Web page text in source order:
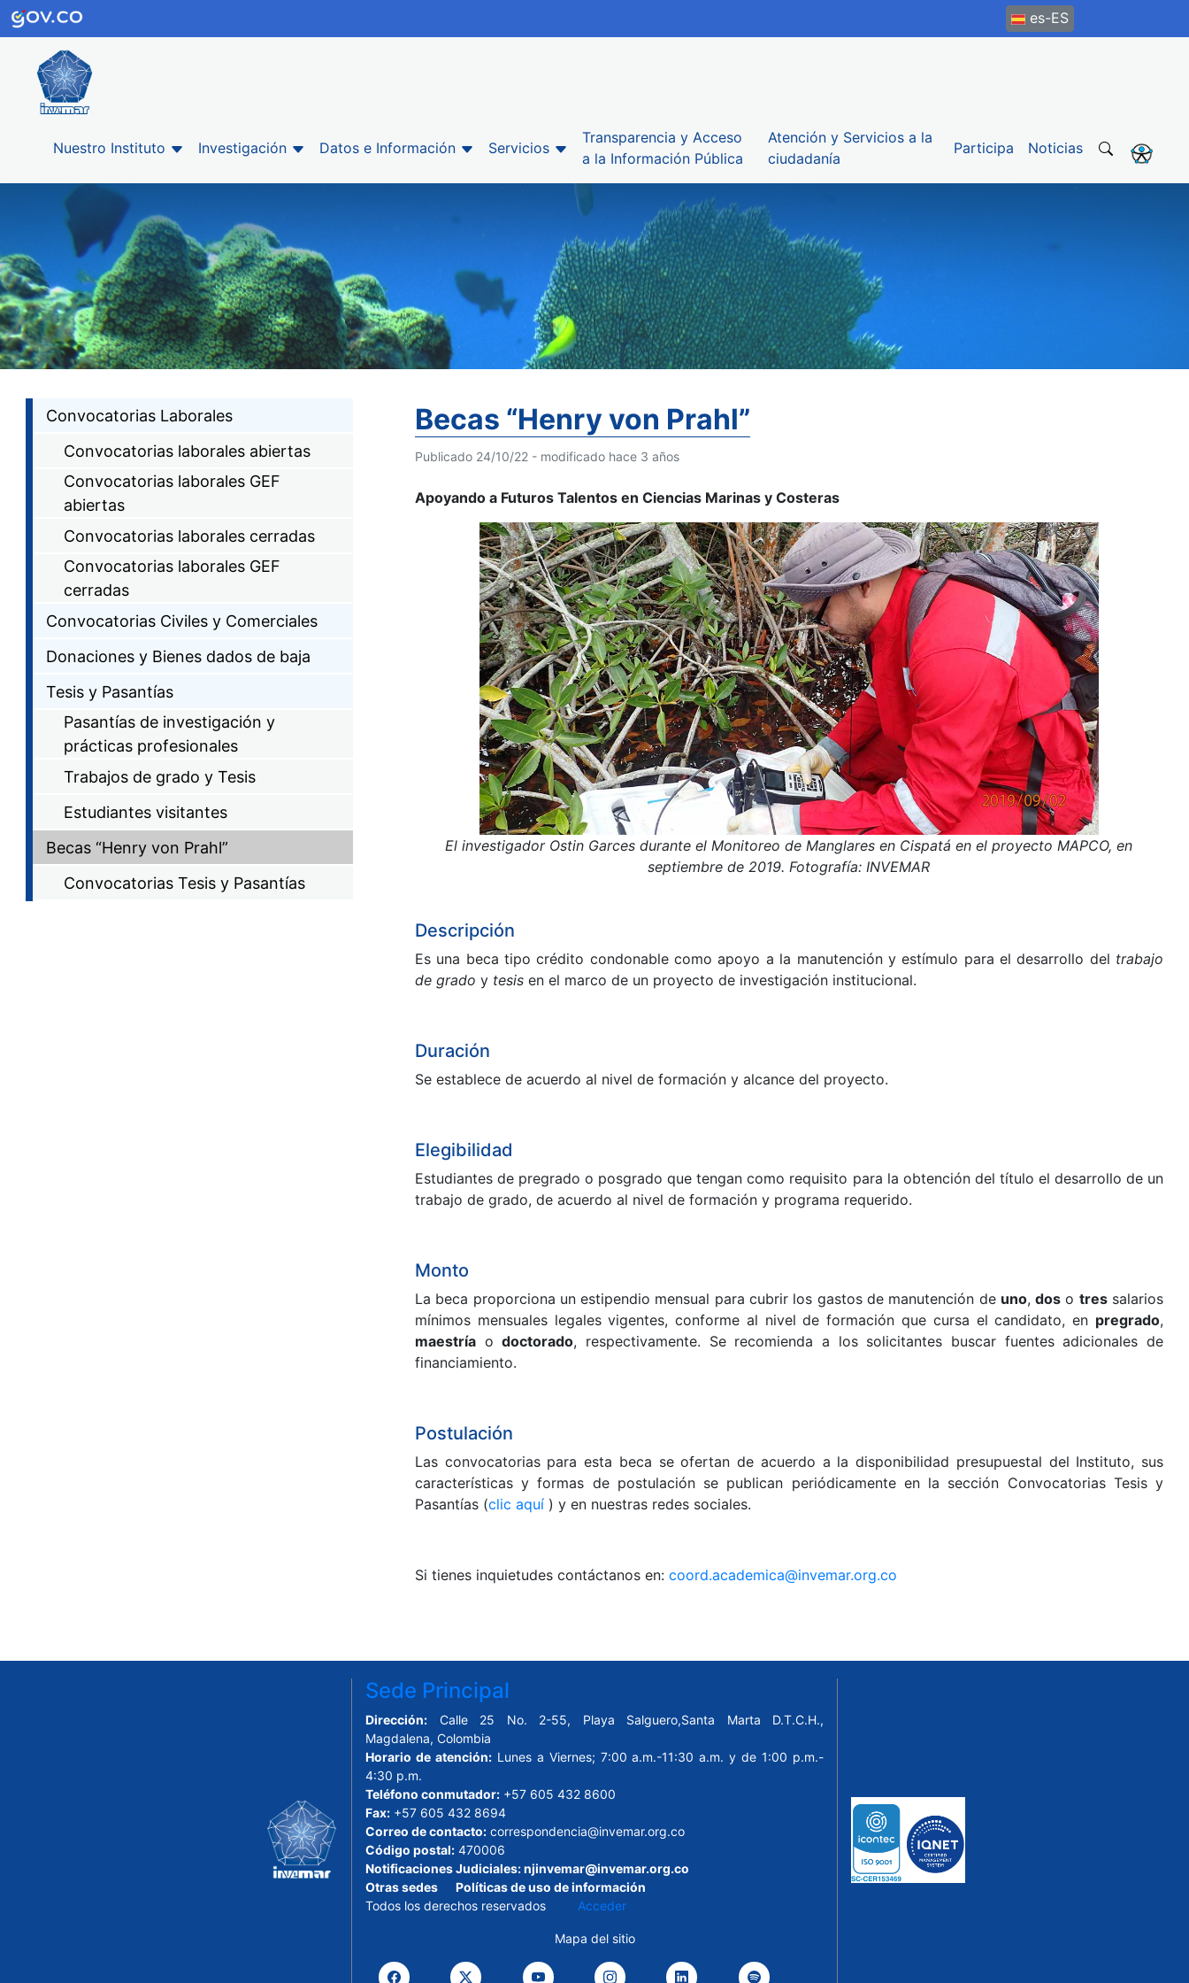
es-ES
Nuestro Instituto Investigación Datos e Información Servicios
Transparencia y Acceso
a la Información Pública
Atención y Servicios a la
ciudadanía
Participa Noticias
Convocatorias Laborales
Convocatorias laborales abiertas
Convocatorias laborales GEF
abiertas
Convocatorias laborales cerradas
Convocatorias laborales GEF
cerradas
Convocatorias Civiles y Comerciales
Donaciones y Bienes dados de baja
Tesis y Pasantías
Pasantías de investigación y
prácticas profesionales
Trabajos de grado y Tesis
Estudiantes visitantes
Becas “Henry von Prahl”
Convocatorias Tesis y Pasantías
Becas “Henry von Prahl”
Publicado 24/10/22 - modificado hace 3 años
Apoyando a Futuros Talentos en Ciencias Marinas y Costeras
El investigador Ostin Garces durante el Monitoreo de Manglares en Cispatá en el proyecto MAPCO, en
septiembre de 2019. Fotografía: INVEMAR
Descripción
Es una beca tipo crédito condonable como apoyo a la manutención y estímulo para el desarrollo del trabajo
de grado y tesisen el marco de un proyecto de investigación institucional.
Duración
Se establece de acuerdo al nivel de formación y alcance del proyecto.
Elegibilidad
Estudiantes de pregrado o posgrado que tengan como requisito para la obtención del título el desarrollo de un
trabajo de grado, de acuerdo al nivel de formación y programa requerido.
Monto
La beca proporciona un estipendio mensual para cubrir los gastos de manutención de uno,dos o tressalarios
mínimos mensuales legales vigentes, conforme al nivel de formación que cursa el candidato, en pregrado,
maestríaodoctorado, respectivamente. Se recomienda a los solicitantes buscar fuentes adicionales de
financiamiento.
Postulación
Las convocatorias para esta beca se ofertan de acuerdo a la disponibilidad presupuestal del Instituto, sus
características y formas de postulación se publican periódicamente en la sección Convocatorias Tesis y
Pasantías (clic aquí ) y en nuestras redes sociales.
Si tienes inquietudes contáctanos en: coord.academica@invemar.org.co
Sede Principal
Dirección: Calle 25 No. 2-55, Playa Salguero,Santa Marta D.T.C.H.,
Magdalena, Colombia
Horario de atención:Lunes a Viernes; 7:00 a.m.-11:30 a.m. y de 1:00 p.m.-
4:30 p.m.
Teléfono conmutador: +57 605 432 8600
Fax: +57 605 432 8694
Correo de contacto: correspondencia@invemar.org.co
Código postal: 470006
Notificaciones Judiciales:njinvemar@invemar.org.co
Otras sedes
Políticas de uso de información
Todos los derechos reservados Acceder
Mapa del sitio